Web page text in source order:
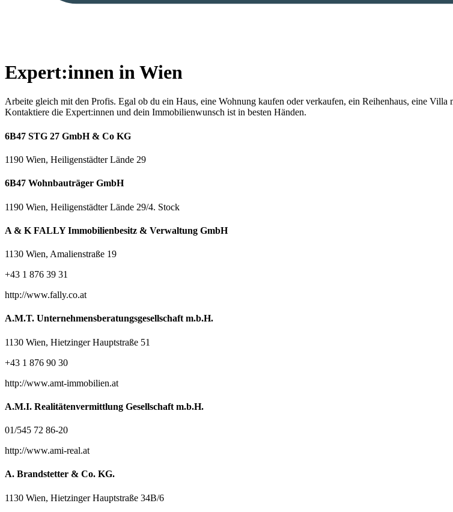
Expert:innen in Wien
Arbeite gleich mit den Profis. Egal ob du ein Haus, eine Wohnung kaufen oder verkaufen, ein Reihenhaus, eine
Kontaktiere die Expert:innen und dein Immobilienwunsch ist in besten Händen.
6B47 STG 27 GmbH & Co KG
1190 Wien, Heiligenstädter Lände 29
6B47 Wohnbauträger GmbH
1190 Wien, Heiligenstädter Lände 29/4. Stock
A & K FALLY Immobilienbesitz & Verwaltung GmbH
1130 Wien, Amalienstraße 19
+43 1 876 39 31
http://www.fally.co.at
A.M.T. Unternehmensberatungsgesellschaft m.b.H.
1130 Wien, Hietzinger Hauptstraße 51
+43 1 876 90 30
http://www.amt-immobilien.at
A.M.I. Realitätenvermittlung Gesellschaft m.b.H.
01/545 72 86-20
http://www.ami-real.at
A. Brandstetter & Co. KG.
1130 Wien, Hietzinger Hauptstraße 34B/6